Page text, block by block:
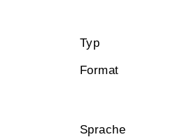
Typ
Format
Sprache